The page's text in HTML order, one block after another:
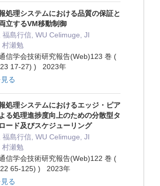
処理システムにおける品質の保証と
立するVM移動制御
福島行信, WU Celimuge, JI
村瀬勉
信学会技術研究報告(Web)123 巻 (
17-27) ) 2023年
る
処理システムにおけるエッジ・ピア
る処理進捗度向上のための分散型タ
ード及びスケジューリング
福島行信, WU Celimuge, JI
村瀬勉
信学会技術研究報告(Web)122 巻 (
65-125) ) 2023年
る